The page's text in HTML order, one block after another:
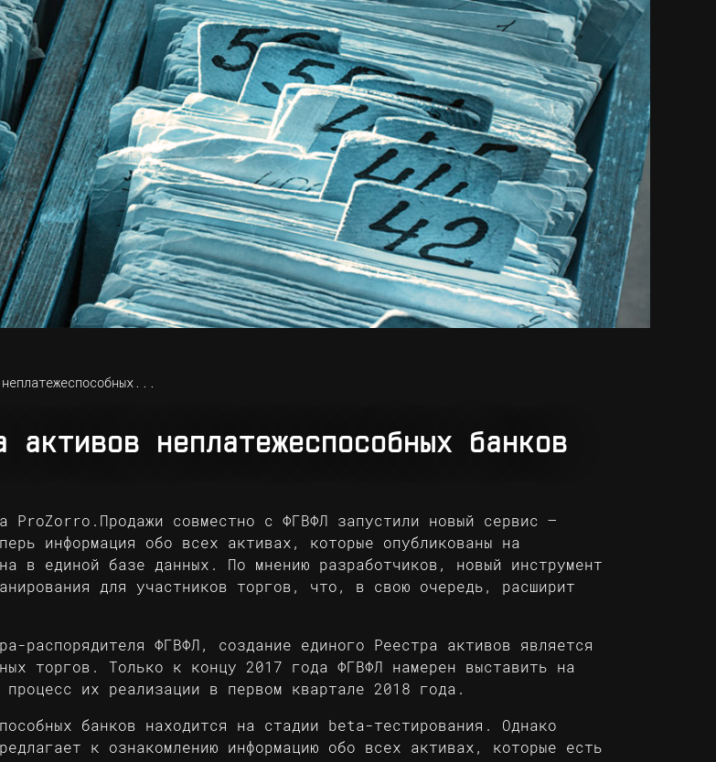
активов неплатежеспособных банков
ProZorro.Продажи совместно с ФГВФЛ запустили новый сервис –
информация обо всех активах, которые опубликованы на
в единой базе данных. По мнению разработчиков, новый инструмент
для участников торгов, что, в свою очередь, расширит
распорядителя ФГВФЛ, создание единого Реестра активов является
торгов. Только к концу 2017 года ФГВФЛ намерен выставить на
их реализации в первом квартале 2018 года.
банков находится на стадии beta-тестирования. Однако
к ознакомлению информацию обо всех активах, которые есть